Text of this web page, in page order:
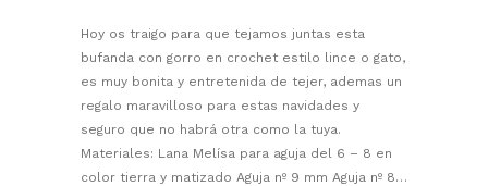
Hoy os traigo para que tejamos juntas esta
bufanda con gorro en crochet estilo lince o gato,
es muy bonita y entretenida de tejer, ademas un
regalo maravilloso para estas navidades y
seguro que no habrá otra como la tuya.
Materiales: Lana Melísa para aguja del 6 – 8 en
color tierra y matizado Aguja nº 9 mm Aguja nº 8…